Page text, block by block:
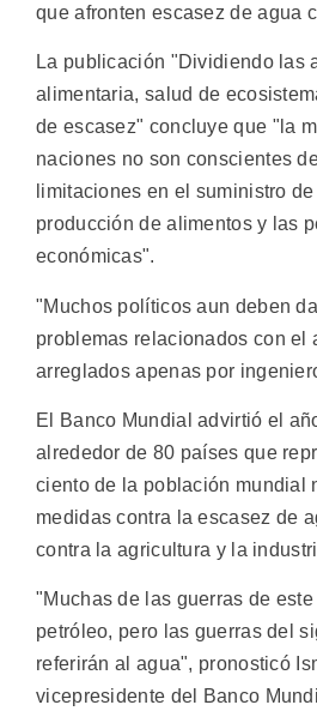
que afronten escasez de agua
La publicación "Dividiendo las
alimentaria, salud de
de escasez" concluye que "la
naciones no son conscientes
limitaciones en el suministro
producción de alimentos y las
económicas".
"Muchos políticos aun deben
problemas relacionados con el
arreglados apenas por
El Banco Mundial advirtió el
alrededor de 80 países que
ciento de la población mundial
medidas contra la escasez de
contra la agricultura y la
"Muchas de las guerras de
petróleo, pero las guerras del
referirán al agua", pronosticó
vicepresidente del Banco